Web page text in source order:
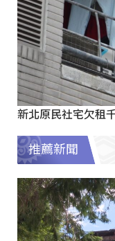
新北原民社宅欠租
推薦新聞